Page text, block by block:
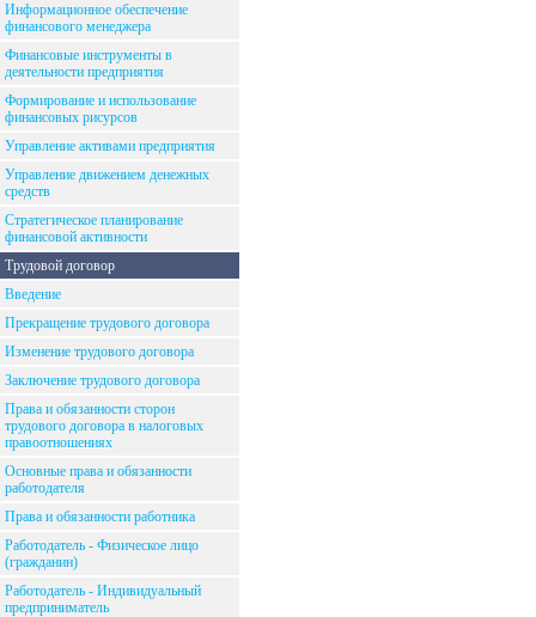
Информационное обеспечение
финансового менеджера
Финансовые инструменты в
деятельности предприятия
Формирование и использование
финансовых рисурсов
Управление активами предприятия
Управление движением денежных
средств
Стратегическое планирование
финансовой активности
Трудовой договор
Введение
Прекращение трудового договора
Изменение трудового договора
Заключение трудового договора
Права и обязанности сторон
трудового договора в налоговых
правоотношениях
Основные права и обязанности
работодателя
Права и обязанности работника
Работодатель - Физическое лицо
(гражданин)
Работодатель - Индивидуальный
предприниматель